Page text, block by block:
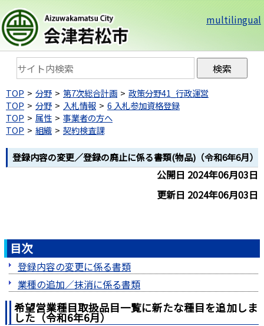
multilingual
TOP 分野 第7次総合計画
政策分野41_行政運営
TOP
分野 入札情報
6 入札参加資格登録
TOP
属性
事業者の方へ
TOP
組織 契約検査課
登録内容の変更／登録の廃止に係る書類(物品)（令和6年6月）
公開日 2024年06月03日
更新日 2024年06月03日
目次
登録内容の変更に係る書類
業種の追加／抹消に係る書類
希望営業種目取扱品目一覧に新たな種目を追加しま
した（令和6年6月）